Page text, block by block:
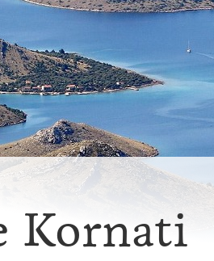
Kornati